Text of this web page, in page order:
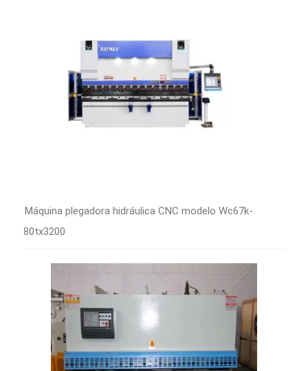
Máquina plegadora hidráulica CNC modelo Wc67k-
80tx3200